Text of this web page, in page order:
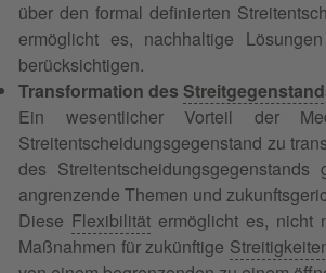
über den formal definierten
ermöglicht es, nachhaltige
berücksichtigen.
Transformation des
Ein wesentlicher Vorteil der
Streitentscheidungsgegenstand zu
des
angrenzende Themen und
Diese Flexibilität ermöglicht es, nicht
Maßnahmen für zukünftige